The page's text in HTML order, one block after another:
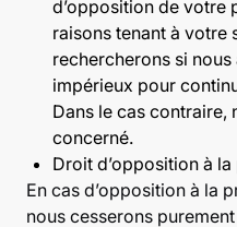
d’opposition de votre
raisons tenant à votre
rechercherons si
impérieux pour
Dans le cas contraire,
concerné.
Droit d’opposition à
En cas d’opposition à la
nous cesserons